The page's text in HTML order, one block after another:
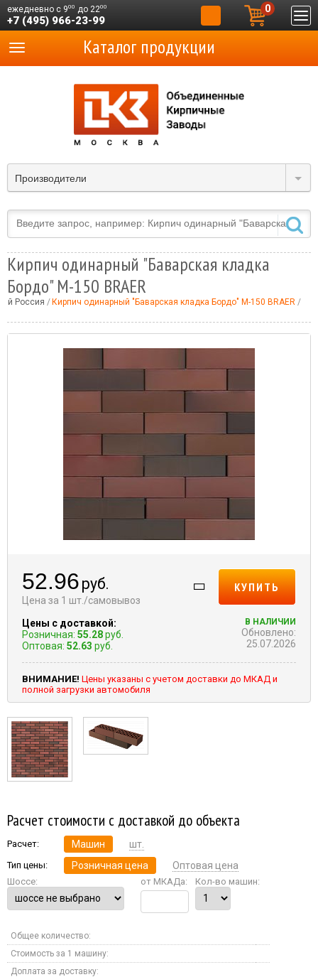
ежедневно с 900 до 2200
+7 (495) 966-23-99
0
Производители
Каталог продукции
Кирпич одинарный "Баварская кладка
Бордо" М-150 BRAER
Россия Кирпич одинарный "Баварская кладка Бордо" М-150 BRAER
52.96 руб.
Цена за 1 шт./самовывоз
Цены с доставкой:
Розничная: 55.28руб.
Оптовая: 52.63 руб.
КУПИТЬ
В НАЛИЧИИ
Обновлено:
25.07.2026
ВНИМАНИЕ! Цены указаны с учетом доставки до МКАД и
полной загрузки автомобиля
Расчет стоимости с доставкой до объекта
Расчет: Машин шт.
Тип цены: Розничная цена Оптовая цена
Шоссе: от МКАДа: Кол-во машин:
Общее количество:
Стоимость за 1 машину:
Доплата за доставку: